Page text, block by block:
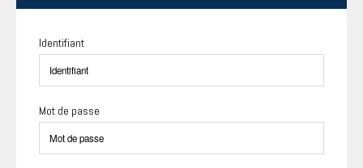
Identifiant
Mot de passe